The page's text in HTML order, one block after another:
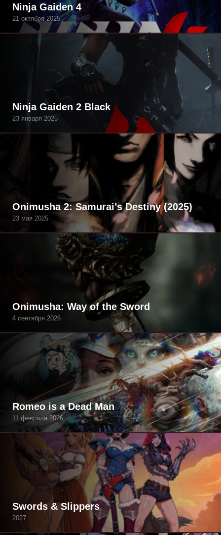
Ninja Gaiden 4
21 октября 2025
Ninja Gaiden 2 Black
23 января 2025
Onimusha 2: Samurai’s Destiny (2025)
23 мая 2025
Onimusha: Way of the Sword
4 сентября 2026
Romeo is a Dead Man
11 февраля 2026
Swords & Slippers
2027